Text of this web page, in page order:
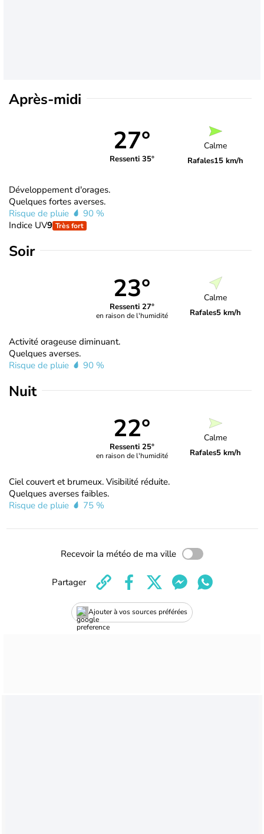
Après-midi
27°
Ressenti 35°
Calme
Rafales15 km/h
Développement d'orages.
Quelques fortes averses.
Risque de pluie
90 %
Indice UV9 Très fort
Soir
23°
Ressenti 27°
en raison de l'humidité
Calme
Rafales5 km/h
Activité orageuse diminuant.
Quelques averses.
Risque de pluie
90 %
Nuit
22°
Ressenti 25°
en raison de l'humidité
Calme
Rafales5 km/h
Ciel couvert et brumeux. Visibilité réduite.
Quelques averses faibles.
Risque de pluie
75 %
Recevoir la météo de ma ville
Ajouter à vos sources préférées
Partager